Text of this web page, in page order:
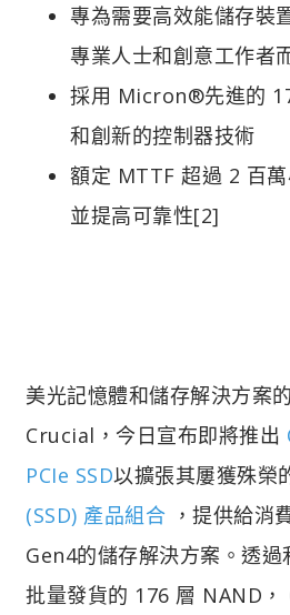
專為需要高效能儲存裝
專業人士和創意工作者
採用 Micron®先進的
和創新的控制器技術
額定 MTTF 超過 2 百
並提高可靠性[2]
美光記憶體和儲存解決方案
Crucial，今日宣布即將推出
PCIe SSD以擴張其屢獲殊榮
(SSD) 產品組合 ，提供給消
Gen4的儲存解決方案。透
批量發貨的 176 層 NAND